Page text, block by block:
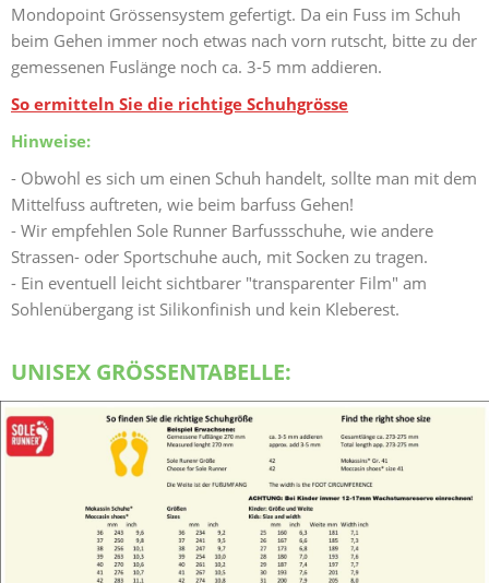
Mondopoint Grössensystem gefertigt. Da ein Fuss im Schuh
beim Gehen immer noch etwas nach vorn rutscht, bitte zu der
gemessenen Fuslänge noch ca. 3-5 mm addieren.
So ermitteln Sie die richtige Schuhgrösse
Hinweise:
- Obwohl es sich um einen Schuh handelt, sollte man mit dem
Mittelfuss auftreten, wie beim barfuss Gehen!
- Wir empfehlen Sole Runner Barfussschuhe, wie andere
Strassen- oder Sportschuhe auch, mit Socken zu tragen.
- Ein eventuell leicht sichtbarer "transparenter Film" am
Sohlenübergang ist Silikonfinish und kein Kleberest.
UNISEX GRÖSSENTABELLE: